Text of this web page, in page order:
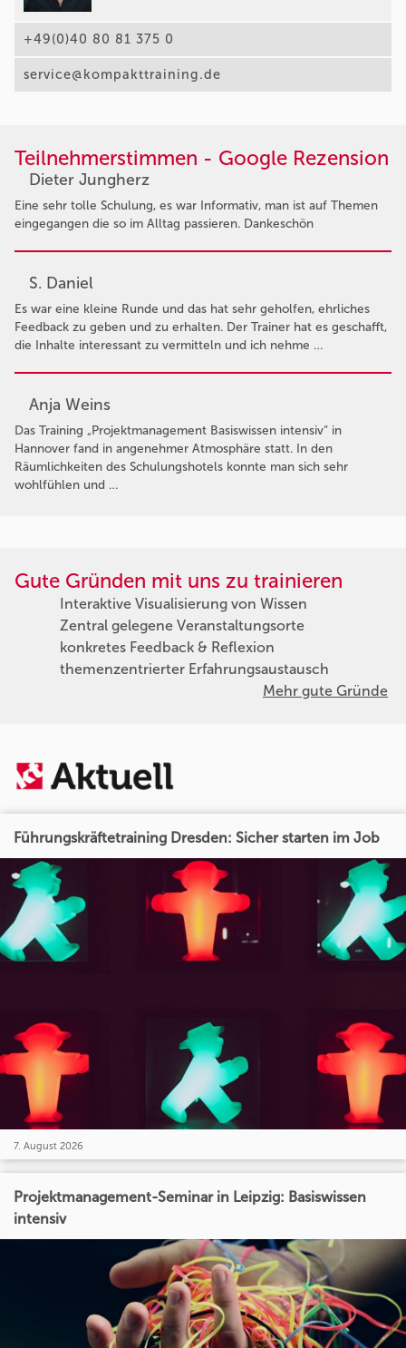
+49(0)40 80 81 375 0
service@kompakttraining.de
Teilnehmerstimmen - Google Rezension
Dieter Jungherz
Eine sehr tolle Schulung, es war Informativ, man ist auf Themen
eingegangen die so im Alltag passieren. Dankeschön
S. Daniel
Es war eine kleine Runde und das hat sehr geholfen, ehrliches
Feedback zu geben und zu erhalten. Der Trainer hat es geschafft,
die Inhalte interessant zu vermitteln und ich nehme …
Anja Weins
Das Training „Projektmanagement Basiswissen intensiv“ in
Hannover fand in angenehmer Atmosphäre statt. In den
Räumlichkeiten des Schulungshotels konnte man sich sehr
wohlfühlen und …
Gute Gründen mit uns zu trainieren
Interaktive Visualisierung von Wissen
Zentral gelegene Veranstaltungsorte
konkretes Feedback & Reflexion
themenzentrierter Erfahrungsaustausch
Mehr gute Gründe
Führungskräftetraining Dresden: Sicher starten im Job
7. August 2026
Projektmanagement-Seminar in Leipzig: Basiswissen
intensiv